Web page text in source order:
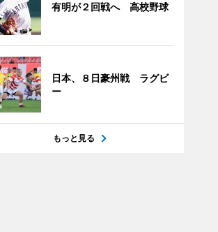
有明が２回戦へ 高校野球
日本、８日豪州戦 ラグビ
ー
もっと見る